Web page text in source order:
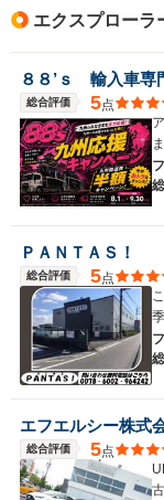
エクスプローラ
８８’ｓ 輸入車専
総合評価 5点
ＰＡＮＴＡＳ！
総合評価 5点
エフエルシー株式
総合評価 5点